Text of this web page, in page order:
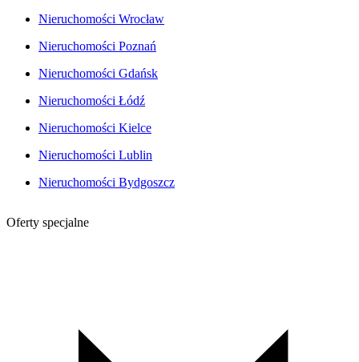
Nieruchomości Wrocław
Nieruchomości Poznań
Nieruchomości Gdańsk
Nieruchomości Łódź
Nieruchomości Kielce
Nieruchomości Lublin
Nieruchomości Bydgoszcz
Oferty specjalne